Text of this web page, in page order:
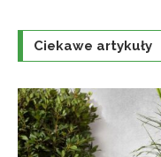
Ciekawe artykuły